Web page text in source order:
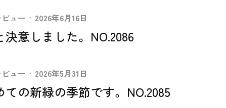
ュー · 2026年6月16日
意しました。NO.2086
ュー · 2026年5月31日
の新緑の季節です。NO.2085